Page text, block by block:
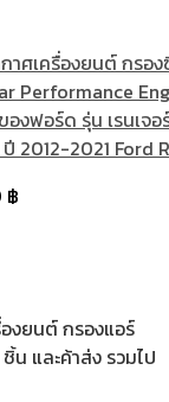
าศเครื่องยนต์ กรอ
Performance
งฟอร์ด รุ่น เรนเจอ
2012-2021 Ford
฿
งยนต์ กรองแอร์
น และค้าส่ง รวมไป